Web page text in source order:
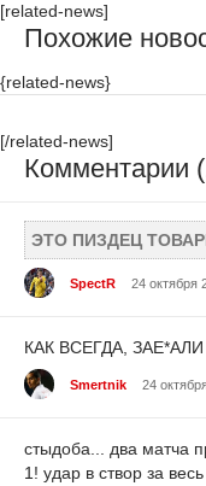
[related-news]
Похожие
{related-news}
[/related-news]
Комментарии
ЭТО ПИЗДЕЦ
SpectR 24 октября
КАК ВСЕГДА,
Smertnik 24
стыдоба... два матча
1! удар в створ за